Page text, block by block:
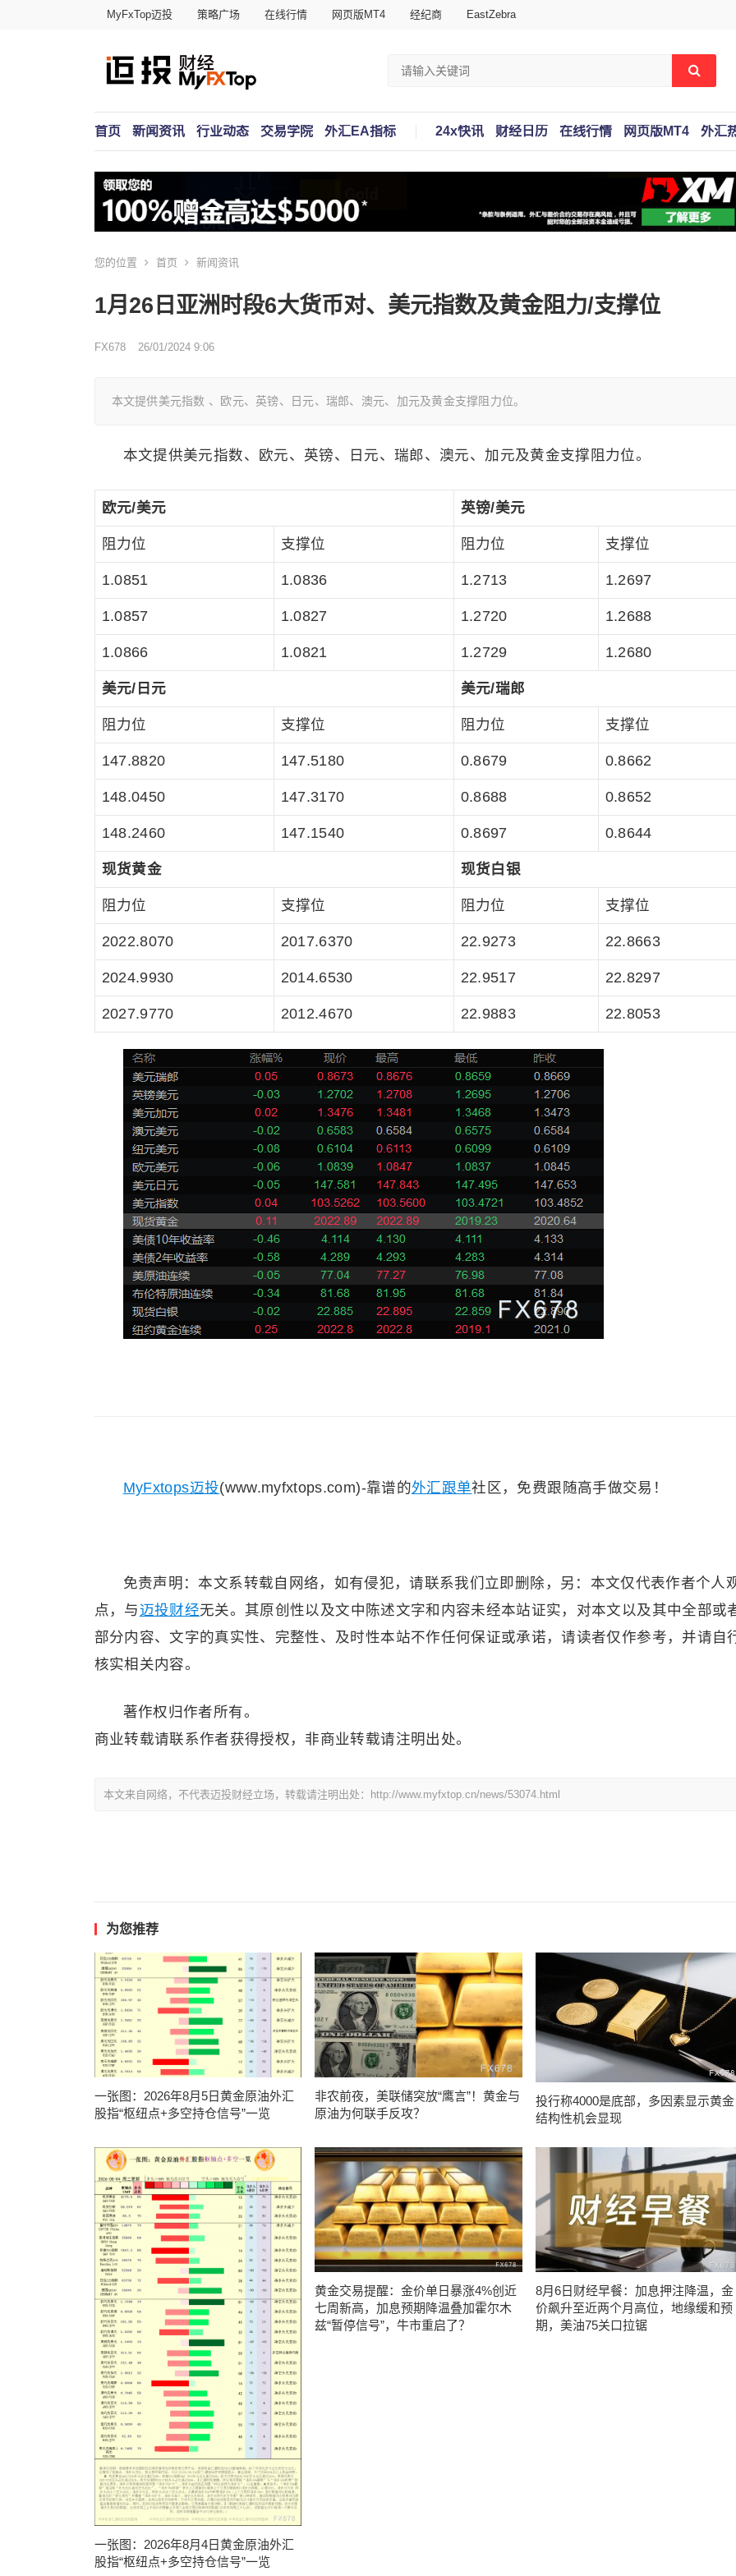
MyFxTop迈投 策略广场 在线行情 网页版MT4 经纪商 EastZebra
首页 新闻资讯 行业动态 交易学院 外汇EA指标 24x快讯 财经日历 在线行情 网页版MT4 外汇
您的位置 首页 新闻资讯
1月26日亚洲时段6大货币对、美元指数及黄金阻力/支撑位
FX678 26/01/2024 9:06
本文提供美元指数 、欧元、英镑、日元、瑞郎、澳元、加元及黄金支撑阻力位。
本文提供美元指数、欧元、英镑、日元、瑞郎、澳元、加元及黄金支撑阻力位。
欧元/美元 英镑/美元
阻力位 支撑位 阻力位 支撑位
1.0851 1.0836 1.2713 1.2697
1.0857 1.0827 1.2720 1.2688
1.0866 1.0821 1.2729 1.2680
美元/日元 美元/瑞郎
阻力位 支撑位 阻力位 支撑位
147.8820 147.5180 0.8679 0.8662
148.0450 147.3170 0.8688 0.8652
148.2460 147.1540 0.8697 0.8644
现货黄金 现货白银
阻力位 支撑位 阻力位 支撑位
2022.8070 2017.6370 22.9273 22.8663
2024.9930 2014.6530 22.9517 22.8297
2027.9770 2012.4670 22.9883 22.8053
MyFxtops迈投(www.myfxtops.com)-靠谱的外汇跟单社区，免费跟随高手做交易！
免责声明：本文系转载自网络，如有侵犯，请联系我们立即删除，另：本文仅代表作者个人
点，与迈投财经无关。其原创性以及文中陈述文字和内容未经本站证实，对本文以及其中全部或
部分内容、文字的真实性、完整性、及时性本站不作任何保证或承诺，请读者仅作参考，并请自
核实相关内容。
著作权归作者所有。
商业转载请联系作者获得授权，非商业转载请注明出处。
本文来自网络，不代表迈投财经立场，转载请注明出处：http://www.myfxtop.cn/news/53074.html
为您推荐
一张图：2026年8月5日黄金原油外汇
股指“枢纽点+多空持仓信号”一览
非农前夜，美联储突放“鹰言”！黄金与
原油为何联手反攻？
投行称4000是底部，多因素显示黄金
结构性机会显现
一张图：2026年8月4日黄金原油外汇
股指“枢纽点+多空持仓信号”一览
黄金交易提醒：金价单日暴涨4%创近
七周新高，加息预期降温叠加霍尔木
兹“暂停信号”，牛市重启了？
8月6日财经早餐：加息押注降温，金
价飙升至近两个月高位，地缘缓和预
期，美油75关口拉锯